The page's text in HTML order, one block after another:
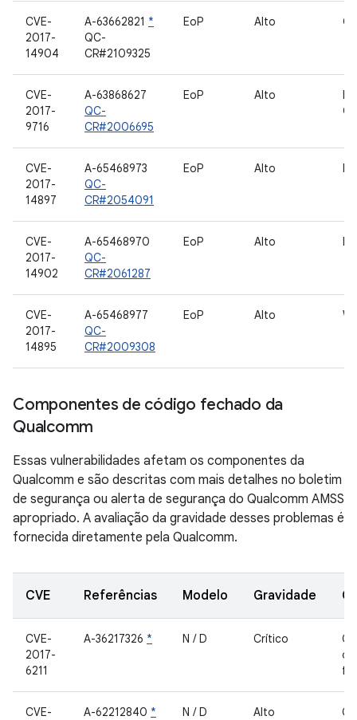
CVE-
2017-
14904
A-63662821 *
QC-
CR#2109325
EoP Alto
CVE-
2017-
9716
A-63868627
QC-
CR#2006695
EoP Alto
CVE-
2017-
14897
A-65468973
QC-
CR#2054091
EoP Alto
CVE-
2017-
14902
A-65468970
QC-
CR#2061287
EoP Alto
CVE-
2017-
14895
A-65468977
QC-
CR#2009308
EoP Alto
Componentes de código fechado da
Qualcomm
Essas vulnerabilidades afetam os componentes da
Qualcomm e são descritas com mais detalhes no boletim
de segurança ou alerta de segurança do Qualcomm AMSS
apropriado. A avaliação da gravidade desses problemas é
fornecida diretamente pela Qualcomm.
CVE Referências Modelo Gravidade
CVE-
2017-
6211
A-36217326 * N / D Crítico
CVE-
A-62212840 * N / D Alto